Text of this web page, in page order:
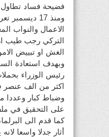
فضيحة فساد تطاول
ومنذ 17
الاعمال والنواب
التركي رجب طيب
الغش او تبييض
وبهدف استعادة
رئيس الوزراء
اكثر من الف
وضباط كبار وعددا
على التحقيق في
كما قدم الى
أثار جدلا واسعا